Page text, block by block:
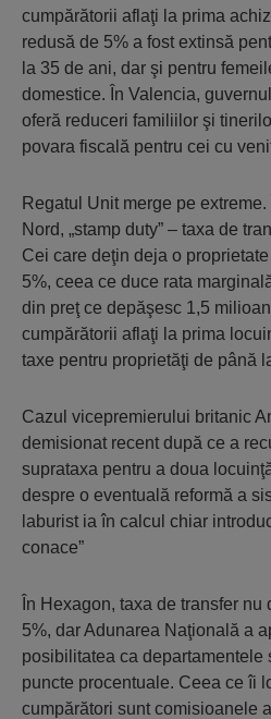
cumpărătorii aflaţi la prima
redusă de 5% a fost extinsă
la 35 de ani, dar şi pentru
domestice. În Valencia,
oferă reduceri familiilor şi
povara fiscală pentru cei cu
Regatul Unit merge pe
Nord, „stamp duty” – taxa de
Cei care deţin deja o
5%, ceea ce duce rata
din preţ ce depăşesc 1,5
cumpărătorii aflaţi la prima
taxe pentru proprietăţi de până
Cazul vicepremierului britanic
demisionat recent după ce a
suprataxa pentru a doua
despre o eventuală reformă a
laburist ia în calcul chiar
conace”
În Hexagon, taxa de transfer nu
5%, dar Adunarea Naţională a
posibilitatea ca departamentele
puncte procentuale. Ceea ce îi
cumpărători sunt comisioanele